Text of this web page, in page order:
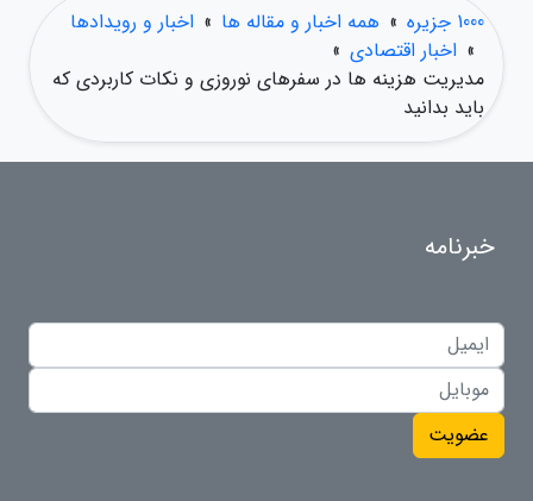
1000 جزیره » همه اخبار و مقاله ها » اخبار و رویدادها
» اخبار اقتصادی »
مدیریت هزینه ها در سفرهای نوروزی و نکات کاربردی که
باید بدانید
خبرنامه
عضویت